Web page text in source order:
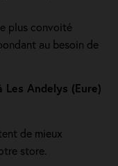
plus convoité
au besoin de
Andelys (Eure)
de mieux
store.